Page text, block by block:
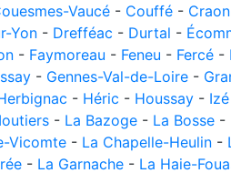
Vaucé - Couffé - Craon
Yon - Drefféac - Durtal -
- Faymoreau - Feneu - Fercé -
- Gennes-Val-de-Loire -
- Héric - Houssay - Izé
- La Bazoge - La Bosse -
Vicomte - La Chapelle-Heulin -
- La Garnache - La Haie-